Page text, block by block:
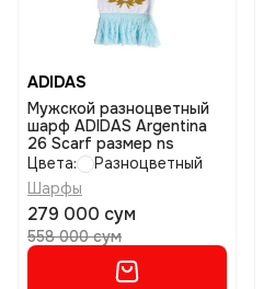
ADIDAS
Мужской разноцветный
шарф ADIDAS Argentina
26 Scarf размер ns
Цвета:
Разноцветный
Шарфы
279 000 сум
558 000 сум